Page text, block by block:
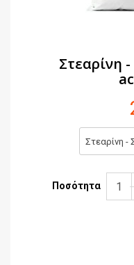
Στεαρίνη
Ποσότητα